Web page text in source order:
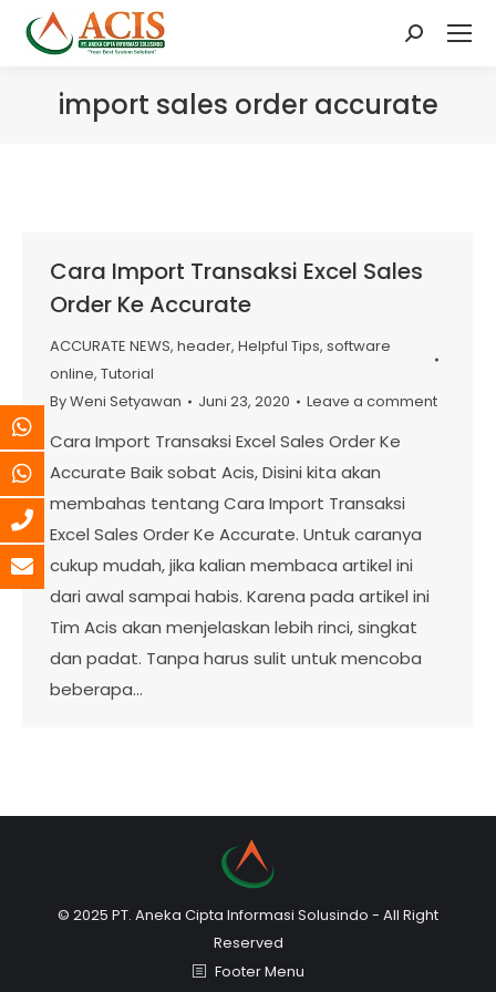
Search:
import sales order accurate
Cara Import Transaksi Excel Sales
Order Ke Accurate
ACCURATE NEWS, header, Helpful Tips, software
online, Tutorial
ByWeni Setyawan Juni 23, 2020 Leave a comment
Cara Import Transaksi Excel Sales Order Ke
Accurate Baik sobat Acis, Disini kita akan
membahas tentang Cara Import Transaksi
Excel Sales Order Ke Accurate. Untuk caranya
cukup mudah, jika kalian membaca artikel ini
dari awal sampai habis. Karena pada artikel ini
Tim Acis akan menjelaskan lebih rinci, singkat
dan padat. Tanpa harus sulit untuk mencoba
beberapa…
© 2025 PT. Aneka Cipta Informasi Solusindo - All Right
Reserved
Footer Menu